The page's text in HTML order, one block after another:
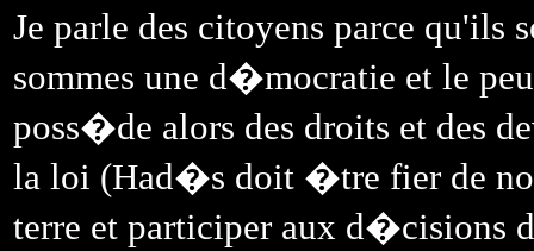
Je parle des citoyens parce
sommes une d�mocratie et le
poss�de alors des droits et des
la loi (Had�s doit �tre fier de
terre et participer aux d�cisions